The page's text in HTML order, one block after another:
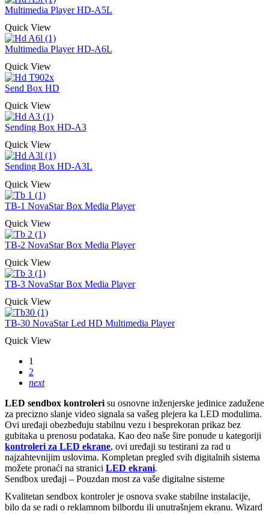
Multimedia Player HD-A5L
Quick View
Multimedia Player HD-A6L
Quick View
Send Box HD
Quick View
Sending Box HD-A3
Quick View
Sending Box HD-A3L
Quick View
TB-1 NovaStar Box Media Player
Quick View
TB-2 NovaStar Box Media Player
Quick View
TB-3 NovaStar Box Media Player
Quick View
TB-30 NovaStar Led HD Multimedia Player
Quick View
1
2
next
LED sendbox kontroleri su osnovne inženjerske jedinice zadužene
za precizno slanje video signala sa vašeg plejera ka LED modulima.
Ovi uređaji obezbeđuju stabilnu vezu i besprekoran prikaz bez
gubitaka u prenosu podataka. Kao deo naše šire ponude u kategoriji
kontroleri za LED ekrane, ovi uređaji su testirani za rad u
najzahtevnijim uslovima. Kompletan pregled svih digitalnih sistema
možete pronaći na stranici LED ekrani.
Sendbox uređaji – Pouzdan most za vaše digitalne sisteme
Kvalitetan sendbox kontroler je osnova svake stabilne instalacije,
bilo da se radi o reklamnom bilbordu ili unutrašnjem ekranu. Wizard